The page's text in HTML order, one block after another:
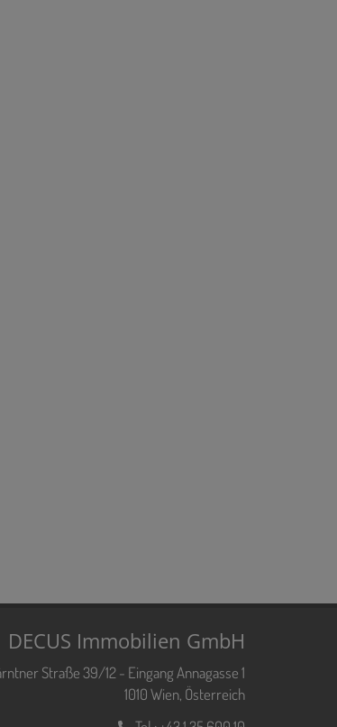
DECUS Immobilien GmbH
Straße 39/12 - Eingang Annagasse 1
1010 Wien, Österreich